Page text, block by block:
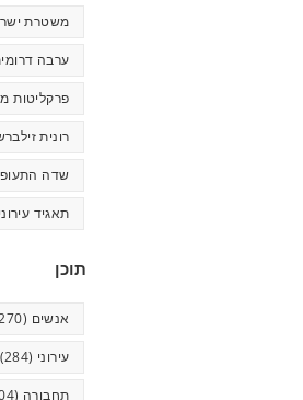
משטרת
ערבה
פרקליטות
רונית
שדה
תאגיד
תוכן
אנשים (270)
עירוני (284)
תחבורה (304)